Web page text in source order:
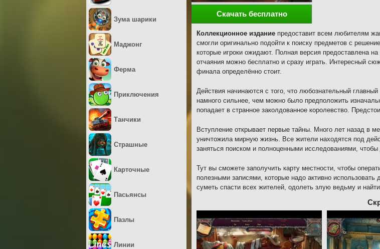
Скачать бесплатно
Коллекционное издание предоставит всем любителям
смогли оригинально подойти к поиску предметов с
которые игроки ожидают. Полная версия предоставлена
отчаяния можно бесплатно и сразу играть. Интересный
финала определённо стоит.
Действия начинаются с того, что любознательный
намного сильнее, чем можно было предположить
попадает в странное заколдованное королевство.
Вступление открывает первые тайны. Много лет назад в
уничтожила мирную жизнь. Все жители находятся под
заняться поиском и полноценными исследованиями,
Тут вы сможете заполучить карту местности, чтобы
полезными записями, которые надо активно
суметь спасти всех жителей, одолеть злую ведьму и
Зума шарики
Маджонг
Ферма
Приключения
Танчики
Страшные
Карточные
Пасьянсы
Пазлы
Линии